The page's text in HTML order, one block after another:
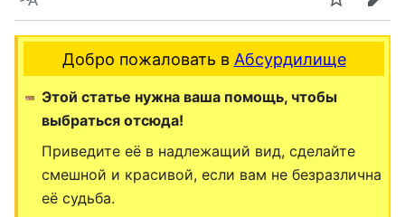
Язык
Добро пожаловать в Абсурдилище
Этой статье нужна ваша помощь, чтобы
выбраться отсюда!
Приведите её в надлежащий вид, сделайте
смешной и красивой, если вам не безразлична
её судьба.